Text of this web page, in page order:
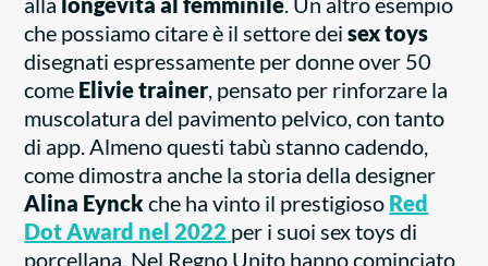
che possiamo citare è il settore deisex toys
disegnati espressamente per donne over 50
come Elivie trainer, pensato per rinforzare la
muscolatura del pavimento pelvico, con tanto
di app. Almeno questi tabù stanno cadendo,
come dimostra anche la storia della designer
Alina Eynck che ha vinto il prestigioso Red
Dot Award nel 2022 per i suoi sex toys di
porcellana. Nel Regno Unito hanno cominciato